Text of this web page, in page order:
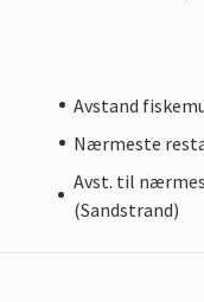
Avstand
Nærmeste
Avst. til
(Sandstrand)